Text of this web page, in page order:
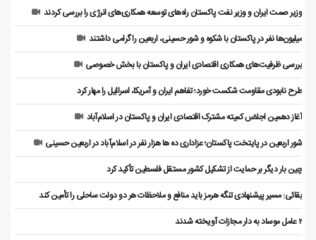
وزیر صمت ایران و وزیر نفت پاکستان راه‌های توسعه همکاری‌های انرژی را بررسی کردند
میلیون‌ها نفر در پاکستان با شکوه و شور حسینی، اربعین را گرامی داشتند
بررسی ظرفیت‌های همکاری اقتصادی ایران و پاکستان با بخش خصوصی
طرح نابودی مقاومت شکست خورد؛ تفاهم ایران و آمریکا، اسرائیل را مهار کرد
آغاز دهمین اجلاس کمیته مشترک اقتصادی ایران و پاکستان در اسلام‌آباد
شور اربعین در پایتخت پاکستان؛ عزاداری ده ها هزار نفر در اسلام‌آباد در اربعین حسینی
چین بار دیگر بر حمایت از تشکیل کشور مستقل فلسطین تأکید کرد
بقائی: مسیر پیشنهادی تنگه هرمز باید منافع و ملاحظات هر دو دولت ساحلی را تأمین کند
۲ عامل موساد به دار مجازات آویخته شدند